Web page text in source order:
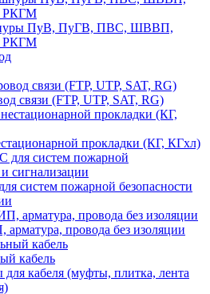
ПуВ, ПуГВ, ПВС, ШВВП,
связи (FTP, UTP, SAT, RG)
прокладки (КГ, КГхл)
систем пожарной безопасности
провода без изоляции
кабель